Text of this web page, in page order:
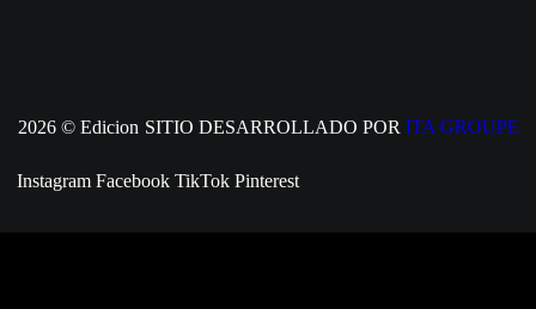
2026 © Edicion SITIO DESARROLLADO POR ITA GROUPE
Instagram Facebook TikTok Pinterest